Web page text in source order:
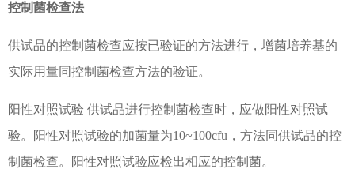
控制菌检查法
供试品的控制菌检查应按已验证的方法进行，增菌培养基的
实际用量同控制菌检查方法的验证。
阳性对照试验 供试品进行控制菌检查时，应做阳性对照试
验。阳性对照试验的加菌量为10~100cfu，方法同供试品的控
制菌检查。阳性对照试验应检出相应的控制菌。